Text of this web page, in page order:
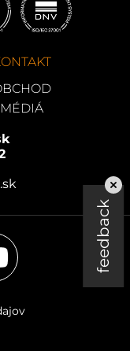
MÉDIÁ
feedback